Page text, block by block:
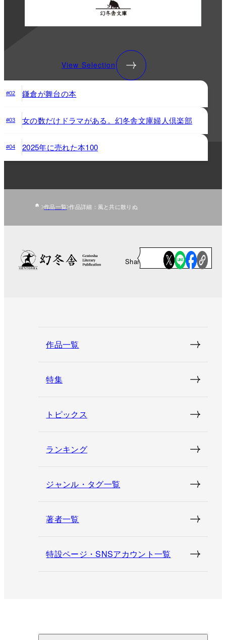
View Selection
#02 鎌倉が舞台の本
#03 女の数だけドラマがある。幻冬舎文庫婦人倶楽部
#04 2025年に売れた本100
作品一覧 作品詳細：風と共に散りぬ
Share
作品一覧
特集
トピックス
ランキング
ジャンル・タグ一覧
著者一覧
特設ページ・SNSアカウント一覧